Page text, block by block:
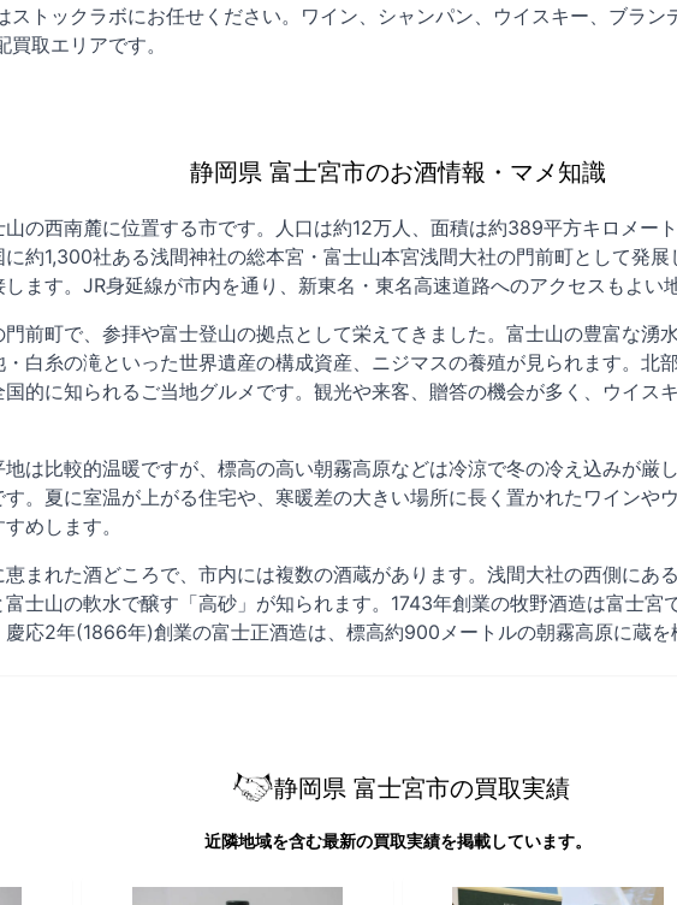
ストックラボにお任せください。ワイン、シャンパン、ウイスキー、ブラン
買取エリアです。
静岡県 富士宮市のお酒情報・マメ知識
の西南麓に位置する市です。人口は約12万人、面積は約389平方キロメー
約1,300社ある浅間神社の総本宮・富士山本宮浅間大社の門前町として発
ます。JR身延線が市内を通り、新東名・東名高速道路へのアクセスもよい
前町で、参拝や富士登山の拠点として栄えてきました。富士山の豊富な湧
白糸の滝といった世界遺産の構成資産、ニジマスの養殖が見られます。北
的に知られるご当地グルメです。観光や来客、贈答の機会が多く、ウイス
は比較的温暖ですが、標高の高い朝霧高原などは冷涼で冬の冷え込みが厳
。夏に室温が上がる住宅や、寒暖差の大きい場所に長く置かれたワインや
めします。
まれた酒どころで、市内には複数の酒蔵があります。浅間大社の西側にあ
士山の軟水で醸す「高砂」が知られます。1743年創業の牧野酒造は富士宮
応2年(1866年)創業の富士正酒造は、標高約900メートルの朝霧高原に蔵
静岡県 富士宮市の買取実績
近隣地域を含む最新の買取実績を掲載しています。